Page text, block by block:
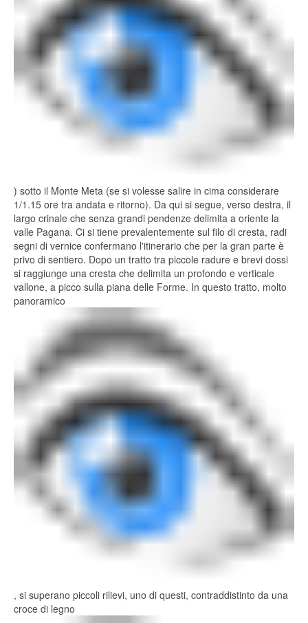
) sotto il Monte Meta (se si volesse salire in cima considerare
1/1.15 ore tra andata e ritorno). Da qui si segue, verso destra, il
largo crinale che senza grandi pendenze delimita a oriente la
valle Pagana. Ci si tiene prevalentemente sul filo di cresta, radi
segni di vernice confermano l'itinerario che per la gran parte è
privo di sentiero. Dopo un tratto tra piccole radure e brevi dossi
si raggiunge una cresta che delimita un profondo e verticale
vallone, a picco sulla piana delle Forme. In questo tratto, molto
panoramico
, si superano piccoli rilievi, uno di questi, contraddistinto da una
croce di legno